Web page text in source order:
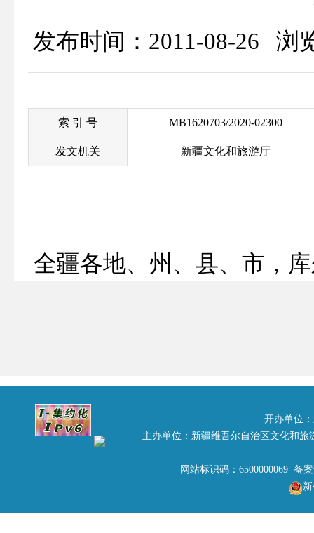
发布时间：2011-08-26 浏
索 引 号 MB1620703/2020-02300
发文机关 新疆文化和旅游厅
全疆各地、州、县、市，
齐隆重举办，届时数以万
疆。为抓住这一宣传新疆
与新疆大晨报股份公司联
日），共同推进《
示和完美塑造新疆是我国
开办单位
主办单位：新疆维吾尔自治区文化和
网站标识码：6500000069 备